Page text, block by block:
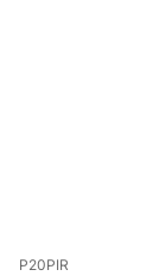
P20PIR